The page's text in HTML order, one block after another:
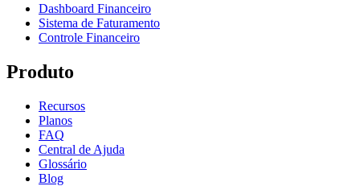
Dashboard Financeiro
Sistema de Faturamento
Controle Financeiro
Produto
Recursos
Planos
FAQ
Central de Ajuda
Glossário
Blog